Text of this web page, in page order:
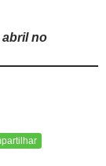
abril no